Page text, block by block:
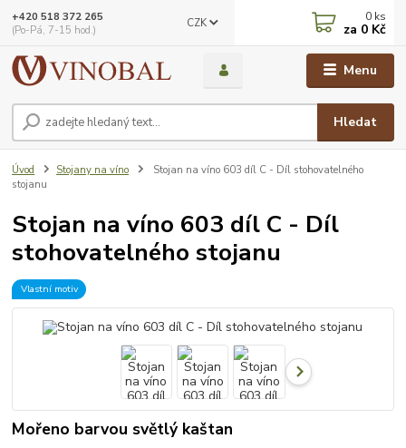
Menu
CZK
Hledat
+420 518 372 265
(Po-Pá, 7-15 hod.)
0 ks
za 0 Kč
Úvod Stojany na víno
Stojan na víno 603 díl C - Díl stohovatelného
stojanu
Stojan na víno 603 díl C - Díl
stohovatelného stojanu
Vlastní motiv
Mořeno barvou světlý kaštan